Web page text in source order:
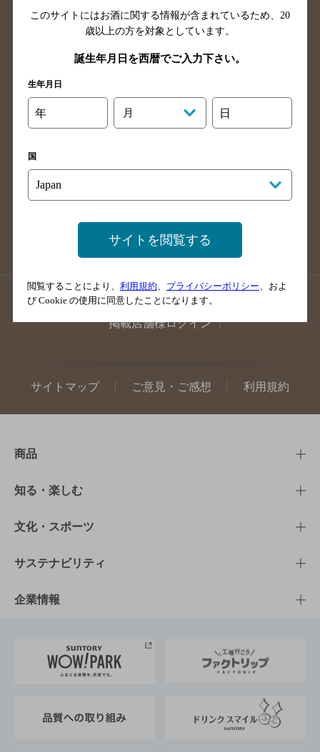
兵庫県のバー検索
奈良県のバー検索
山口県のバー検索
島根県のバー検索
徳島県のバー検索
長崎県のバー検索
大分県のバー検索
熊本県のバー検索
宮崎県のバー検索
鹿児島県のバー検索
沖縄県のバー検索
店舗登録方法のご案内
店舗情報更新方法のご案内
掲載店舗様ログイン
サイトマップ ご意見・ご感想 利用規約
商品
商品TOP
商品一覧
商品発売情報
栄養成分一覧
知る・楽しむ
知る・楽しむTOP
キャンペーン
工場見学
地域情報
文化・スポーツ
文化・スポーツTOP
サントリーホール
サントリーサンバーズ大阪
サステナビリティ
サステナビリティTOP
サントリーが考えるサステナビリティ経営
企業情報
企業概要
このサイトにはお酒に関する情報が含まれているため、 20
歳以上の方を対象としています。
誕生年月日を西暦でご入力下さい。
生年月日
年 月 日
国
サイトを閲覧する
閲覧することにより、 利用規約、 プライバシーポリシー、およ
び Cookie の使用に同意したことになります。